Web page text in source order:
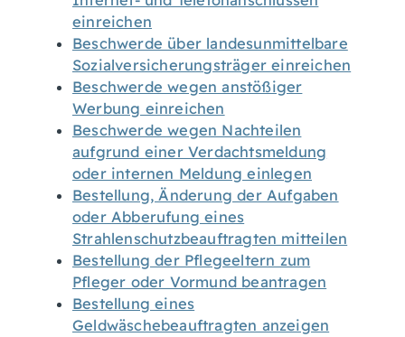
einreichen
Beschwerde über landesunmittelbare
Sozialversicherungsträger einreichen
Beschwerde wegen anstößiger
Werbung einreichen
Beschwerde wegen Nachteilen
aufgrund einer Verdachtsmeldung
oder internen Meldung einlegen
Bestellung, Änderung der Aufgaben
oder Abberufung eines
Strahlenschutzbeauftragten mitteilen
Bestellung der Pflegeeltern zum
Pfleger oder Vormund beantragen
Bestellung eines
Geldwäschebeauftragten anzeigen